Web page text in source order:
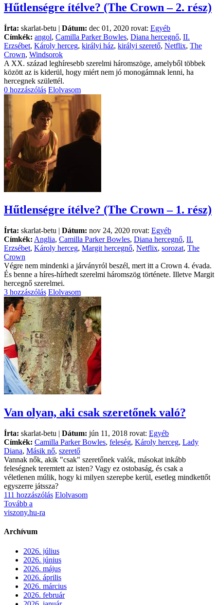
Hűtlenségre ítélve? (The Crown – 2. rész)
Írta: skarlat-betu | Dátum: dec 01, 2020 rovat: Egyéb
Címkék: angol, Camilla Parker Bowles, Diana hercegnő, II.
Erzsébet, Károly herceg, királyi ház, királyi szerető, Netflix, The
Crown, Windsorok
A XX. század leghíresebb szerelmi háromszöge, amelyből többek
között az is kiderül, hogy miért nem jó monogámnak lenni, ha
hercegnek születtél.
0 hozzászólás Elolvasom
Hűtlenségre ítélve? (The Crown – 1. rész)
Írta: skarlat-betu | Dátum: nov 24, 2020 rovat: Egyéb
Címkék: Anglia, Camilla Parker Bowles, Diana hercegnő, II.
Erzsébet, Károly herceg, Margit hercegnő, Netflix, sorozat, The
Crown
Végre nem mindenki a járványról beszél, mert itt a Crown 4. évada.
És benne a híres-hírhedt szerelmi háromszög története. Illetve Margit
hercegnő szerelmei.
3 hozzászólás Elolvasom
Van olyan, aki csak szeretőnek való?
Írta: skarlat-betu | Dátum: jún 11, 2018 rovat: Egyéb
Címkék: Camilla Parker Bowles, feleség, Károly herceg, Lady
Diana, Másik nő, szerető
Vannak nők, akik "csak" szeretőnek valók, másokat inkább
feleségnek teremtett az isten? Vagy ez ostobaság, és csak a
véletlenen múlik, hogy ki milyen szerepbe kerül, esetleg mindkettőt
egyszerre játssza?
111 hozzászólás Elolvasom
Tovább a
viszony.hu-ra
Archívum
2026. július
2026. június
2026. május
2026. április
2026. március
2026. február